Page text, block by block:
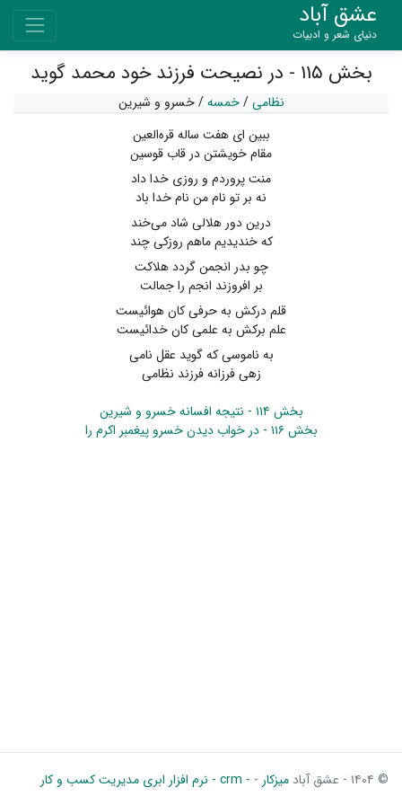
عشق آباد
دنیای شعر و ادبیات
بخش ۱۱۵ - در نصیحت فرزند خود محمد گوید
نظامی/خمسه /خسرو و شیرین
ببین ای هفت ساله قره‌العین
مقام خویشتن در قاب قوسین
منت پروردم و روزی خدا داد
نه بر تو نام من نام خدا باد
درین دور هلالی شاد می‌خند
که خندیدیم ماهم روزکی چند
چو بدر انجمن گردد هلاکت
بر افروزند انجم را جمالت
قلم درکش به حرفی کان هوائیست
علم برکش به علمی کان خدائیست
به ناموسی که گوید عقل نامی
زهی فرزانه فرزند نظامی
بخش ۱۱۴ - نتیجه افسانه خسرو و شیرین
بخش ۱۱۶ - در خواب دیدن خسرو پیغمبر اکرم را
© ۱۴۰۴ - عشق آباد میزکار - - crm - نرم افزار ابری مدیریت کسب و کار